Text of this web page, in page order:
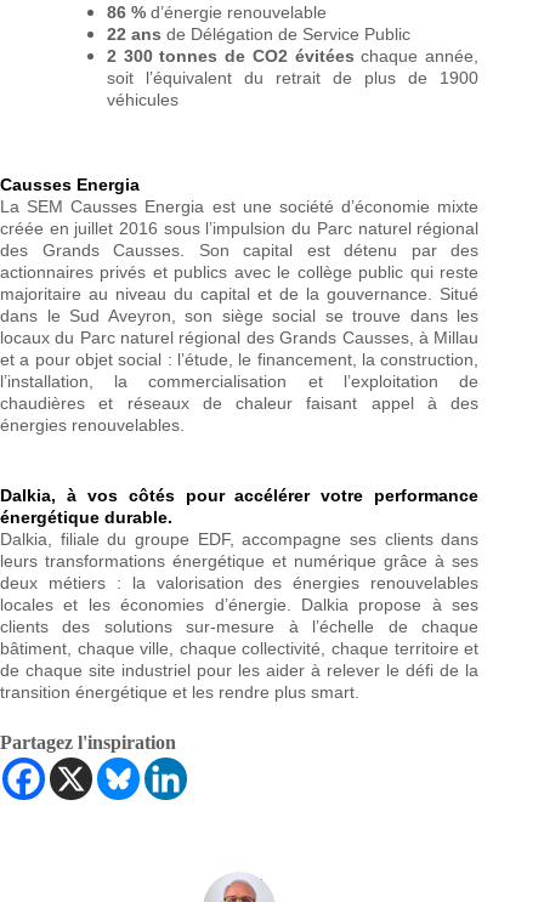
86 % d’énergie renouvelable
22 ans de Délégation de Service Public
2 300 tonnes de CO2 évitées chaque année,
soit l’équivalent du retrait de plus de 1900
véhicules
Causses Energia
La SEM Causses Energia est une société d’économie mixte
créée en juillet 2016 sous l’impulsion du Parc naturel régional
des Grands Causses. Son capital est détenu par des
actionnaires privés et publics avec le collège public qui reste
majoritaire au niveau du capital et de la gouvernance. Situé
dans le Sud Aveyron, son siège social se trouve dans les
locaux du Parc naturel régional des Grands Causses, à Millau
et a pour objet social : l’étude, le financement, la construction,
l’installation, la commercialisation et l’exploitation de
chaudières et réseaux de chaleur faisant appel à des
énergies renouvelables.
Dalkia, à vos côtés pour accélérer votre performance
énergétique durable.
Dalkia, filiale du groupe EDF, accompagne ses clients dans
leurs transformations énergétique et numérique grâce à ses
deux métiers : la valorisation des énergies renouvelables
locales et les économies d’énergie. Dalkia propose à ses
clients des solutions sur-mesure à l’échelle de chaque
bâtiment, chaque ville, chaque collectivité, chaque territoire et
de chaque site industriel pour les aider à relever le défi de la
transition énergétique et les rendre plus smart.
Partagez l'inspiration